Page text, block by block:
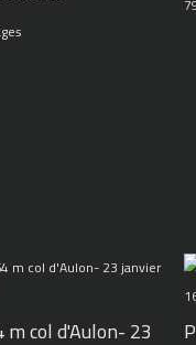
m col d'Aulon- 23